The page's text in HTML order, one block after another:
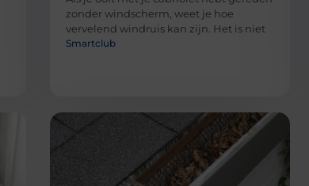
zonder windscherm, weet je hoe
vervelend windruis kan zijn. Het is niet
Smartclub